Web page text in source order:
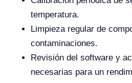
temperatura.
Limpieza regular de
contaminaciones.
Revisión del software y
necesarias para un